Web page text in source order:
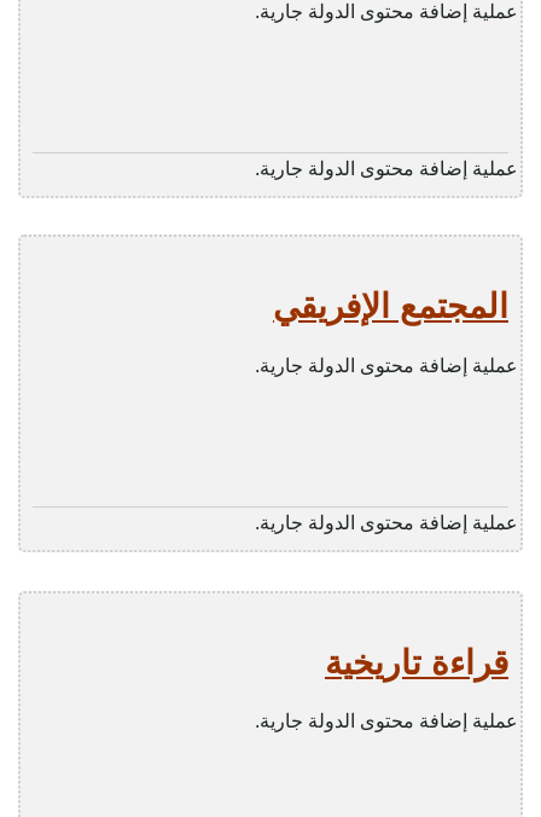
عملية إضافة محتوى الدولة جارية.
عملية إضافة محتوى الدولة جارية.
المجتمع الإفريقي
عملية إضافة محتوى الدولة جارية.
عملية إضافة محتوى الدولة جارية.
قراءة تاريخية
عملية إضافة محتوى الدولة جارية.